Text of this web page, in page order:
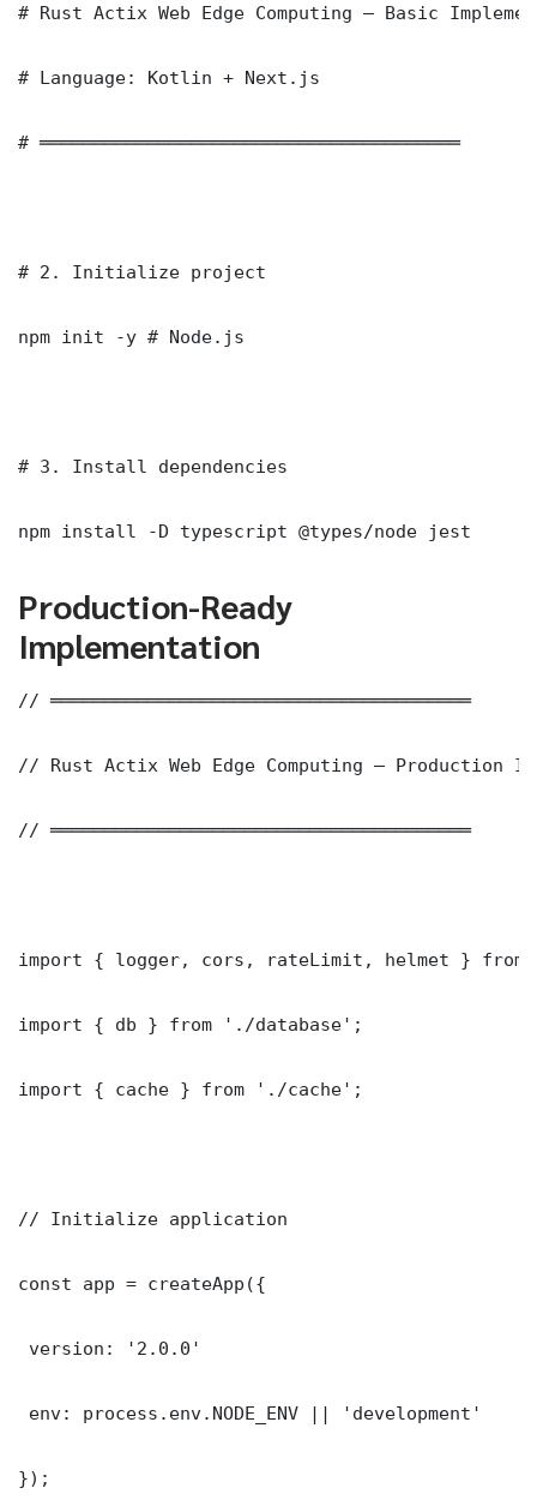
# Rust Actix Web Edge Computing — Basic
# Language: Kotlin + Next.js
# ═══════════════════════════════════════
# 2. Initialize project
npm init -y # Node.js
# 3. Install dependencies
npm install -D typescript @types/node jest
Production-Ready
Implementation
// ═══════════════════════════════════════
// Rust Actix Web Edge Computing — Production
// ═══════════════════════════════════════
import { logger, cors, rateLimit, helmet } from
import { db } from './database';
import { cache } from './cache';
// Initialize application
const app = createApp({
version: '2.0.0'
env: process.env.NODE_ENV || 'development'
});